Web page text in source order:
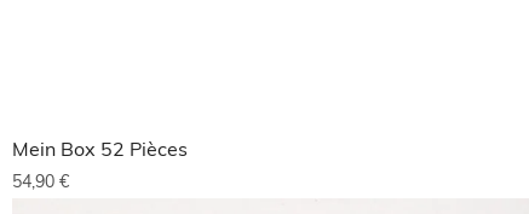
Mein Box 52 Pièces
54,90 €